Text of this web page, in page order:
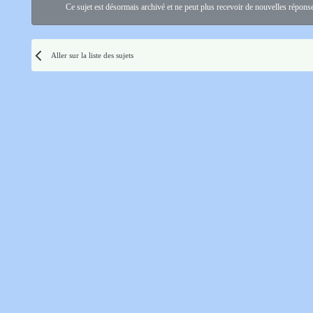
Ce sujet est désormais archivé et ne peut plus recevoir de nouvelles
Aller sur la liste des sujets